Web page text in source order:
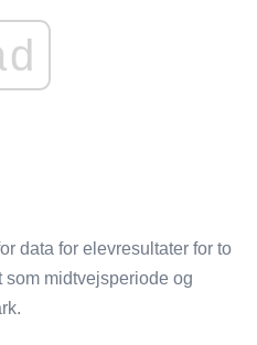
data for elevresultater for to
midtvejsperiode og